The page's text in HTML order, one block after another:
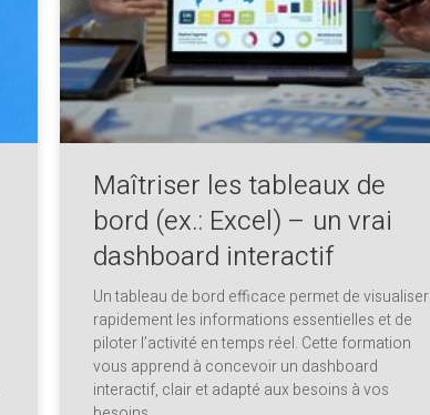
Maîtriser les tableaux de
bord (ex.: Excel) – un vrai
dashboard interactif
Un tableau de bord efficace permet de visualiser
rapidement les informations essentielles et de
piloter l’activité en temps réel. Cette formation
vous apprend à concevoir un dashboard
interactif, clair et adapté aux besoins à vos